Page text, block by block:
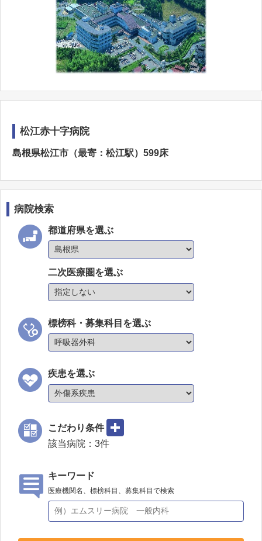
松江赤十字病院
島根県松江市（最寄：松江駅）599床
病院検索
都道府県を選ぶ
二次医療圏を選ぶ
標榜科・募集科目を選ぶ
疾患を選ぶ
こだわり条件
該当病院： 3件
キーワード
医療機関名、標榜科目、募集科目で検索